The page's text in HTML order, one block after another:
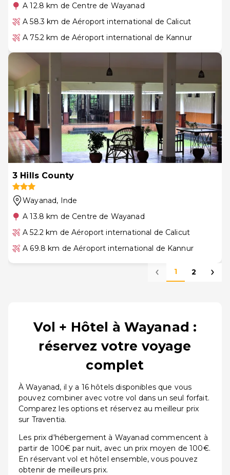
A 12.8 km de Centre de Wayanad
A 58.3 km de Aéroport international de Calicut
A 75.2 km de Aéroport international de Kannur
3 Hills County
Wayanad, Inde
A 13.8 km de Centre de Wayanad
A 52.2 km de Aéroport international de Calicut
A 69.8 km de Aéroport international de Kannur
1 2
Vol + Hôtel à Wayanad :
réservez votre voyage
complet
À Wayanad, il y a 16 hôtels disponibles que vous
pouvez combiner avec votre vol dans un seul forfait.
Comparez les options et réservez au meilleur prix
sur Traventia.
Les prix d'hébergement à Wayanad commencent à
partir de 100€ par nuit, avec un prix moyen de 100€.
En réservant vol et hôtel ensemble, vous pouvez
obtenir de meilleurs prix.